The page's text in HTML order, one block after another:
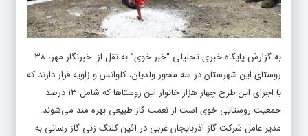
به گزارش پایگاه خبری تحلیلی “خبر خوی” به نقل از خبرنگار مهر ، ۳۸
روستای این شهرستان در سه محور ولدیان، کلوانس و زاویه قرار دارند که
با اجرای این طرح چهار هزار خانوار این روستاها که شامل ۱۳ درصد
جمعیت روستایی خوی است از نعمت گاز طبیعی بهره مند می‌شوند.
مدیر عامل شرکت گاز آذربایجان غربی در آئین کلنگ زنی گاز رسانی به